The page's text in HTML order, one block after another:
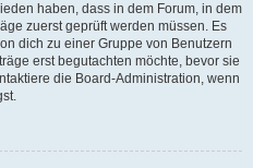
haben, dass in dem Forum, in dem
zuerst geprüft werden müssen. Es
dich zu einer Gruppe von Benutzern
erst begutachten möchte, bevor sie
die Board-Administration, wenn